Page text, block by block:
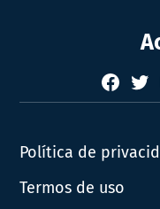
Política de
Termos de uso